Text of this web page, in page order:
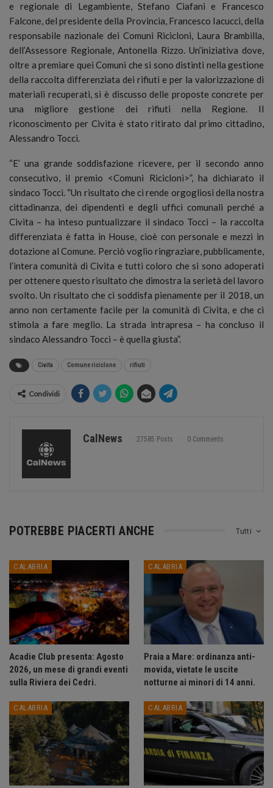
e regionale di Legambiente, Stefano Ciafani e Francesco
Falcone, del presidente della Provincia, Francesco Iacucci, della
responsabile nazionale dei Comuni Ricicloni, Laura Brambilla,
dell’Assessore Regionale, Antonella Rizzo. Un’iniziativa dove,
oltre a premiare quei Comuni che si sono distinti nella gestione
della raccolta differenziata dei rifiuti e per la valorizzazione di
materiali recuperati, si è discusso delle proposte concrete per
una migliore gestione dei rifiuti nella Regione. Il
riconoscimento per Civita è stato ritirato dal primo cittadino,
Alessandro Tocci.
“E’ una grande soddisfazione ricevere, per il secondo anno
consecutivo, il premio <Comuni Ricicloni>”, ha dichiarato il
sindaco Tocci. “Un risultato che ci rende orgogliosi della nostra
cittadinanza, dei dipendenti e degli uffici comunali perché a
Civita – ha inteso puntualizzare il sindaco Tocci – la raccolta
differenziata è fatta in House, cioè con personale e mezzi in
dotazione al Comune. Perciò voglio ringraziare, pubblicamente,
l’intera comunità di Civita e tutti coloro che si sono adoperati
per ottenere questo risultato che dimostra la serietà del lavoro
svolto. Un risultato che ci soddisfa pienamente per il 2018, un
anno non certamente facile per la comunità di Civita, e che ci
stimola a fare meglio. La strada intrapresa – ha concluso il
sindaco Alessandro Tocci – è quella giusta”.
Civita Comune riciclone rifiuti
Condividi
CalNews 27585 Posts 0 Comments
Tutti
POTREBBE PIACERTI ANCHE
CALABRIA
Acadie Club presenta: Agosto
2026, un mese di grandi eventi
sulla Riviera dei Cedri.
CALABRIA
Praia a Mare: ordinanza anti-
movida, vietate le uscite
notturne ai minori di 14 anni.
CALABRIA CALABRIA